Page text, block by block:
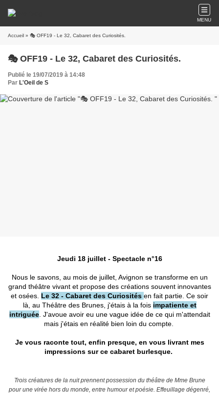
MENU
Accueil » 🎭 OFF19 - Le 32, Cabaret des Curiosités.
🎭 OFF19 - Le 32, Cabaret des Curiosités.
Publié le 19/07/2019 à 14:48
Par L'Oeil de S
Jeudi 18 juillet - Spectacle n°16
Nous le savons, au mois de juillet, Avignon se transforme en un
grand théâtre vivant et propose des créations souvent innovantes
et osées. Le 32 - Cabaret des Curiosités en fait partie. Ce soir
là, au Théâtre des Brunes, j'étais à la fois impatiente et
intriguée. J'avoue avoir eu une vague idée de ce qui m'attendait
mais j'étais en réalité bien loin du compte.
Je vous raconte tout, enfin presque, en vous livrant mes
impressions sur ce cabaret burlesque.
Trois créatures de la nuit prennent possession du théâtre de Mme Brune
pour une virée hors du monde, entre humour et poésie. Effeuillage dégenré,